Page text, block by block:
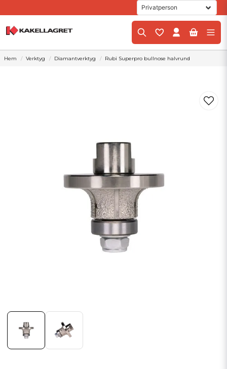
Hem Verktyg Diamantverktyg Rubi Superpro bullnose halvrund